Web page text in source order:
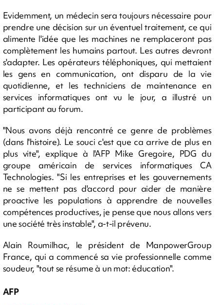
Evidemment, un médecin sera toujours nécessaire pour
prendre une décision sur un éventuel traitement, ce qui
alimente l'idée que les machines ne remplaceront pas
complètement les humains partout. Les autres devront
s'adapter. Les opérateurs téléphoniques, qui mettaient
les gens en communication, ont disparu de la vie
quotidienne, et les techniciens de maintenance en
services informatiques ont vu le jour, a illustré un
participant au forum.
"Nous avons déjà rencontré ce genre de problèmes
(dans l'histoire). Le souci c'est que ca arrive de plus en
plus vite", explique à l'AFP Mike Gregoire, PDG du
groupe américain de services informatiques CA
Technologies. "Si les entreprises et les gouvernements
ne se mettent pas d'accord pour aider de manière
proactive les populations à apprendre de nouvelles
compétences productives, je pense que nous allons vers
une société très instable", a-t-il prévenu.
Alain Roumilhac, le président de ManpowerGroup
France, qui a commencé sa vie professionnelle comme
soudeur, "tout se résume à un mot: éducation".
AFP